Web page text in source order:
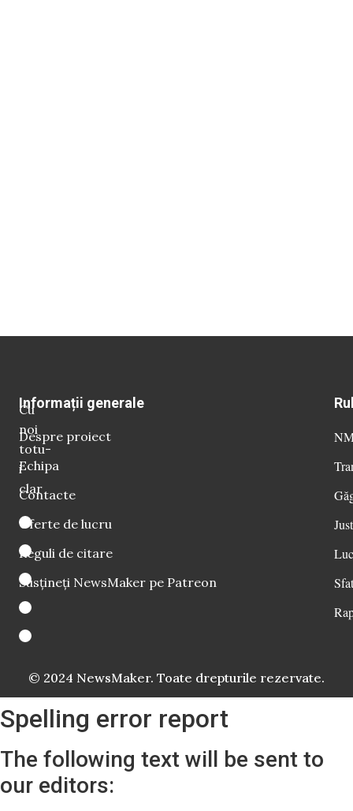
Cu
noi
totu-
i
clar
Informații generale
Despre proiect
Echipa
Contacte
Oferte de lucru
Reguli de citare
Susțineți NewsMaker pe Patreon
© 2024 NewsMaker. Toate drepturile rezervate.
Spelling error report
The following text will be sent to
our editors: